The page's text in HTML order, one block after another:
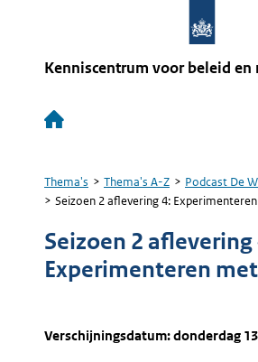
Kenniscentrum voor beleid en
Hoofdnavigatie
Kruimelpad
Thema's Thema's A-Z
Podcast De
Seizoen 2 aflevering 4:
Seizoen 2 aflevering
Experimenteren
Verschijningsdatum: donderdag